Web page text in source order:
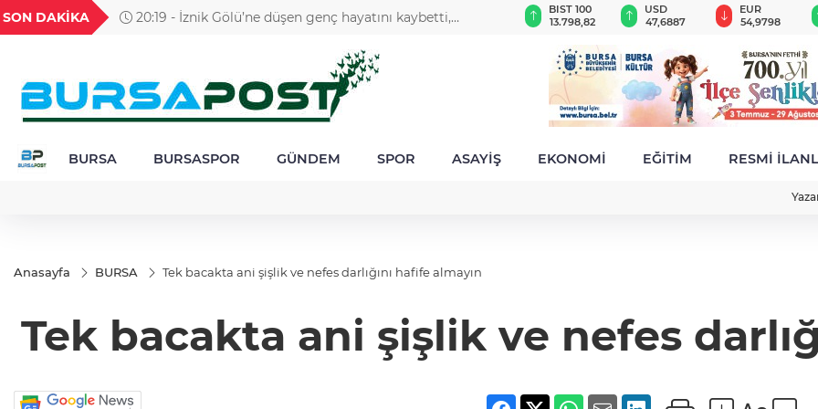
SON DAKİKA
20:19 - İznik Gölü’ne düşen genç hayatını kaybetti,
18,2366
TND
16,2317
BGN
27,9743
0,0018
6.556,53
BIST 100
13.798,82
USD
47,6887
EUR
54,9798
BURSA BURSASPOR GÜNDEM SPOR ASAYİŞ EKONOMİ EĞİTİM RESMİ
Anasayfa BURSA Tek bacakta ani şişlik ve nefes darlığını hafife almayın
Tek bacakta ani şişlik ve nefes